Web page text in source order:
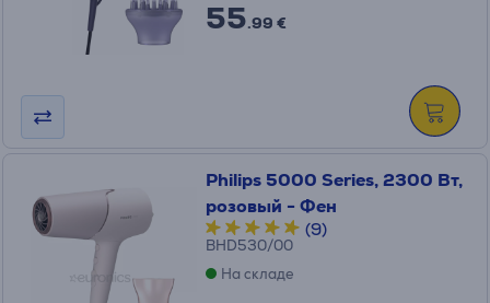
55.99 €
Philips 5000 Series, 2300 Вт,
розовый - Фен
(9)
BHD530/00
На складе